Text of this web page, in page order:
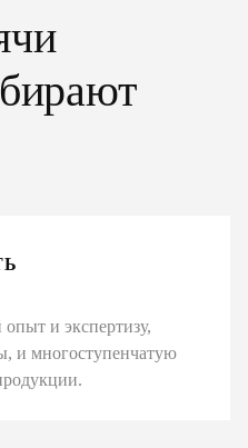
и экспертизу,
и многоступенчатую